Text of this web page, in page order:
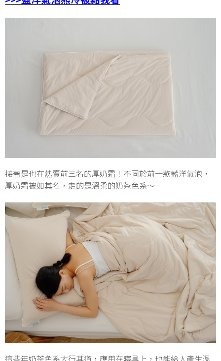
接著是也在熱賣前三名的厚奶霜！不同於前一款藍洋氣泡，
厚奶霜被如其名，走的是溫柔的奶茶色系～